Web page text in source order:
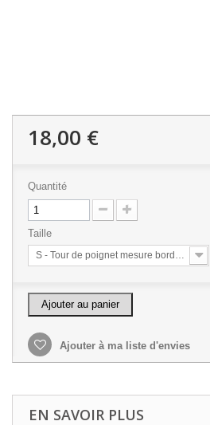
18,00 €
Quantité
Taille
S - Tour de poignet mesure bord à bord
Ajouter au panier
Ajouter à ma liste d'envies
EN SAVOIR PLUS